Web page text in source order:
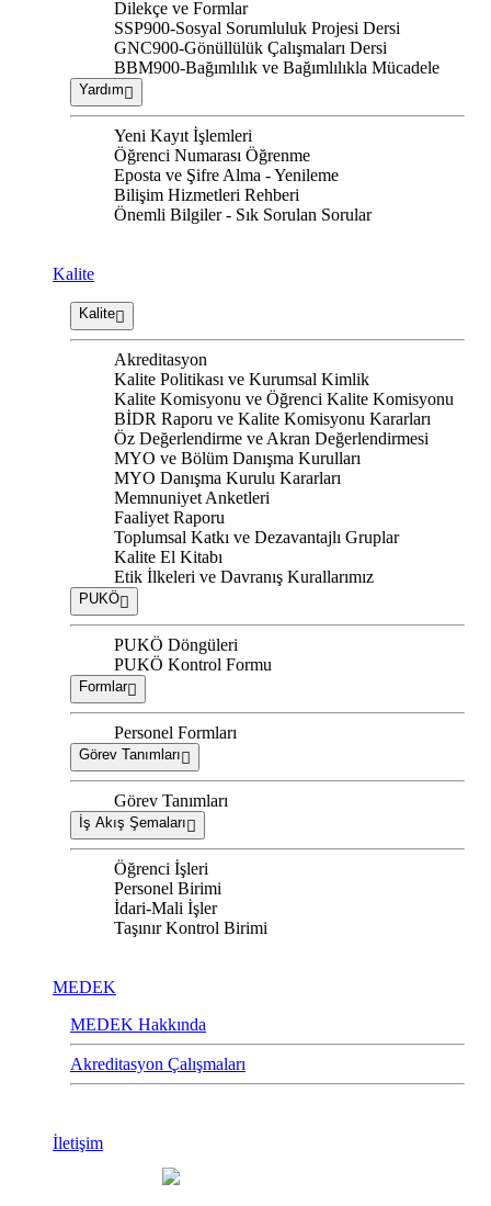
Dilekçe ve Formlar
SSP900-Sosyal Sorumluluk Projesi Dersi
GNC900-Gönüllülük Çalışmaları Dersi
BBM900-Bağımlılık ve Bağımlılıkla Mücadele
Yardım
Yeni Kayıt İşlemleri
Öğrenci Numarası Öğrenme
Eposta ve Şifre Alma - Yenileme
Bilişim Hizmetleri Rehberi
Önemli Bilgiler - Sık Sorulan Sorular
Kalite
Kalite
Akreditasyon
Kalite Politikası ve Kurumsal Kimlik
Kalite Komisyonu ve Öğrenci Kalite Komisyonu
BİDR Raporu ve Kalite Komisyonu Kararları
Öz Değerlendirme ve Akran Değerlendirmesi
MYO ve Bölüm Danışma Kurulları
MYO Danışma Kurulu Kararları
Memnuniyet Anketleri
Faaliyet Raporu
Toplumsal Katkı ve Dezavantajlı Gruplar
Kalite El Kitabı
Etik İlkeleri ve Davranış Kurallarımız
PUKÖ
PUKÖ Döngüleri
PUKÖ Kontrol Formu
Formlar
Personel Formları
Görev Tanımları
Görev Tanımları
İş Akış Şemaları
Öğrenci İşleri
Personel Birimi
İdari-Mali İşler
Taşınır Kontrol Birimi
MEDEK
MEDEK Hakkında
Akreditasyon Çalışmaları
İletişim